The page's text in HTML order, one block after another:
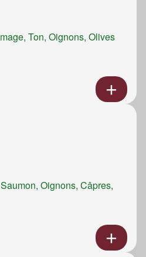
Ton, Oignons, Olives
Oignons, Câpres,